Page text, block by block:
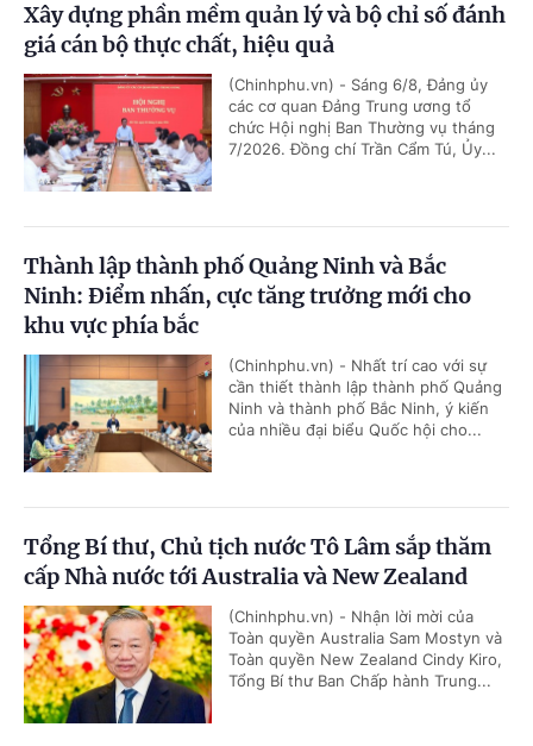
Xây dựng phần mềm quản lý và bộ chỉ số đánh
giá cán bộ thực chất, hiệu quả
(Chinhphu.vn) - Sáng 6/8, Đảng ủy
các cơ quan Đảng Trung ương tổ
chức Hội nghị Ban Thường vụ tháng
7/2026. Đồng chí Trần Cẩm Tú, Ủy...
Thành lập thành phố Quảng Ninh và Bắc
Ninh: Điểm nhấn, cực tăng trưởng mới cho
khu vực phía bắc
(Chinhphu.vn) - Nhất trí cao với sự
cần thiết thành lập thành phố Quảng
Ninh và thành phố Bắc Ninh, ý kiến
của nhiều đại biểu Quốc hội cho...
Tổng Bí thư, Chủ tịch nước Tô Lâm sắp thăm
cấp Nhà nước tới Australia và New Zealand
(Chinhphu.vn) - Nhận lời mời của
Toàn quyền Australia Sam Mostyn và
Toàn quyền New Zealand Cindy Kiro,
Tổng Bí thư Ban Chấp hành Trung...